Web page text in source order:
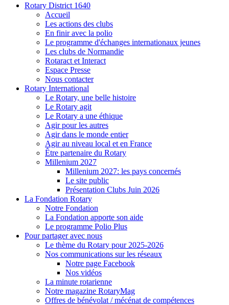
Rotary District 1640
Accueil
Les actions des clubs
En finir avec la polio
Le programme d'échanges internationaux jeunes
Les clubs de Normandie
Rotaract et Interact
Espace Presse
Nous contacter
Rotary International
Le Rotary, une belle histoire
Le Rotary agit
Le Rotary a une éthique
Agir pour les autres
Agir dans le monde entier
Agir au niveau local et en France
Être partenaire du Rotary
Millenium 2027
Millenium 2027: les pays concernés
Le site public
Présentation Clubs Juin 2026
La Fondation Rotary
Notre Fondation
La Fondation apporte son aide
Le programme Polio Plus
Pour partager avec nous
Le thème du Rotary pour 2025-2026
Nos communications sur les réseaux
Notre page Facebook
Nos vidéos
La minute rotarienne
Notre magazine RotaryMag
Offres de bénévolat / mécénat de compétences